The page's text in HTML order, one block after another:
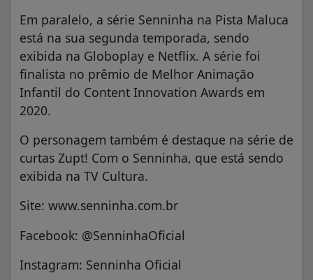
Em paralelo, a série Senninha na Pista Maluca
está na sua segunda temporada, sendo
exibida na Globoplay e Netflix. A série foi
finalista no prêmio de Melhor Animação
Infantil do Content Innovation Awards em
2020.
O personagem também é destaque na série de
curtas Zupt! Com o Senninha, que está sendo
exibida na TV Cultura.
Site: www.senninha.com.br
Facebook: @SenninhaOficial
Instagram: Senninha Oficial